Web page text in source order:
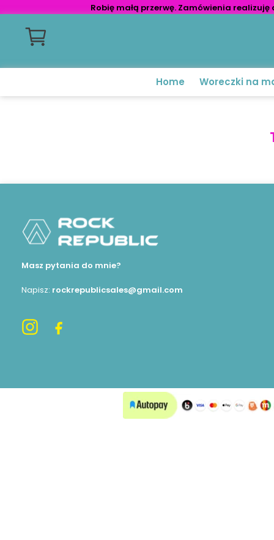
Robię małą przerwę. Zamówienia
Home Woreczki na
Masz pytania do mnie?
Napisz: rockrepublicsales@gmail.com